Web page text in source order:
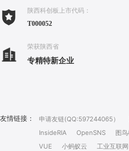
陕西科创板上市代码：
T000052
荣获陕西省
专精特新企业
友情链接： 申请友链(QQ:597244065）
InsideRIA
OpenSNS 图
VUE
小蚂蚁云 工业互联网